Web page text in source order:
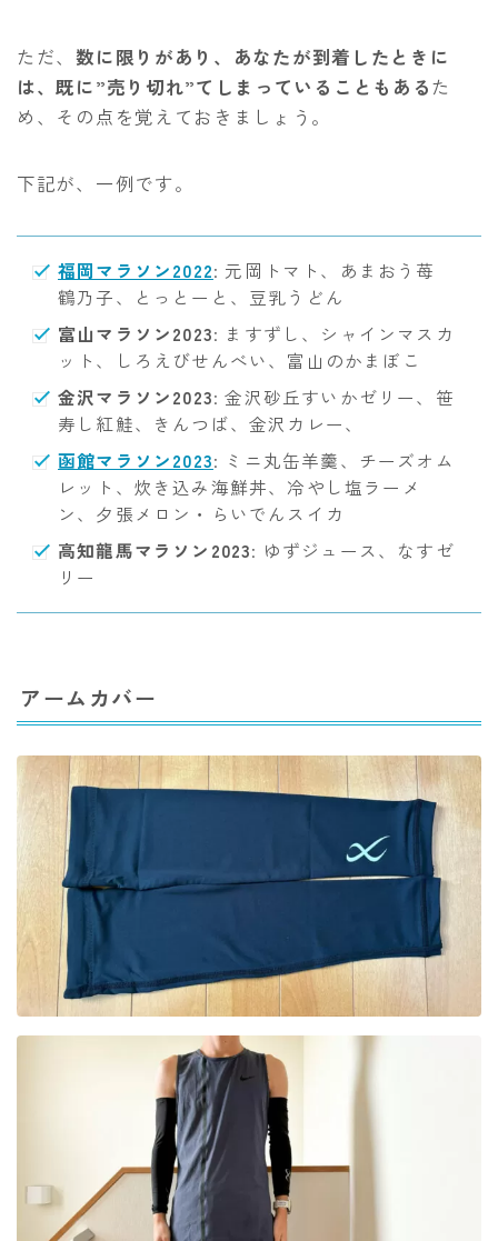
ただ、数に限りがあり、あなたが到着したときに
は、既に”売り切れ”てしまっていることもあるた
め、その点を覚えておきましょう。
下記が、一例です。
福岡マラソン2022: 元岡トマト、あまおう苺
鶴乃子、とっとーと、豆乳うどん
富山マラソン2023: ますずし、シャインマスカ
ット、しろえびせんべい、富山のかまぼこ
金沢マラソン2023: 金沢砂丘すいかゼリー、笹
寿し紅鮭、きんつば、金沢カレー、
函館マラソン2023: ミニ丸缶羊羹、チーズオム
レット、炊き込み海鮮丼、冷やし塩ラーメ
ン、夕張メロン・らいでんスイカ
高知龍馬マラソン2023: ゆずジュース、なすゼ
リー
アームカバー